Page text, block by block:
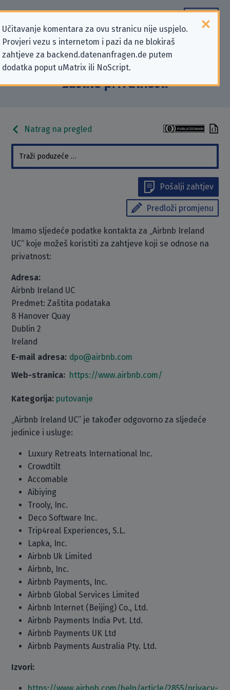
Učitavanje komentara za ovu stranicu nije uspjelo.
Provjeri vezu s internetom i pazi da ne blokiraš
zahtjeve za backend.datenanfragen.de putem
dodatka poput uMatrix ili NoScript.
Podaci kontakta „Airbnb Ireland
UC” koji se odnose na zahtjeve za
zaštitu privatnosti
Natrag na pregled
Pošalji zahtjev
Predloži promjenu
Imamo sljedeće podatke kontakta za „Airbnb Ireland
UC“ koje možeš koristiti za zahtjeve koji se odnose na
privatnost:
Adresa:
Airbnb Ireland UC
Predmet: Zaštita podataka
8 Hanover Quay
Dublin 2
Ireland
E-mail adresa: dpo@airbnb.com
Web-stranica: https://www.airbnb.com/
Kategorija: putovanje
„Airbnb Ireland UC” je također odgovorno za sljedeće
jedinice i usluge:
Luxury Retreats International Inc.
Crowdtilt
Accomable
Aibiying
Trooly, Inc.
Deco Software Inc.
Trip4real Experiences, S.L.
Lapka, Inc.
Airbnb Uk Limited
Airbnb, Inc.
Airbnb Payments, Inc.
Airbnb Global Services Limited
Airbnb Internet (Beijing) Co., Ltd.
Airbnb Payments India Pvt. Ltd.
Airbnb Payments UK Ltd
Airbnb Payments Australia Pty. Ltd.
Izvori: